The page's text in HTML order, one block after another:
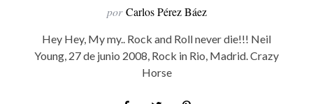
por Carlos Pérez Báez
Hey Hey, My my.. Rock and Roll never die!!! Neil
Young, 27 de junio 2008, Rock in Rio, Madrid. Crazy
Horse